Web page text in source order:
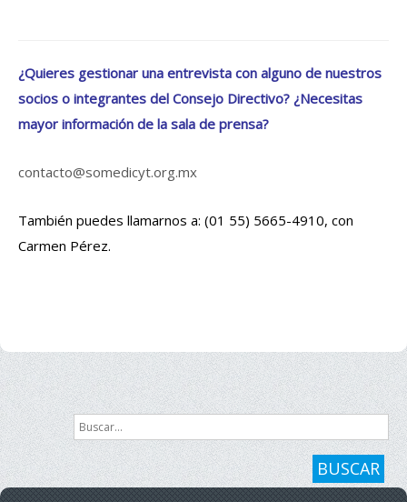
¿Quieres gestionar una entrevista con alguno de nuestros
socios o integrantes del Consejo Directivo? ¿Necesitas
mayor información de la sala de prensa?
contacto@somedicyt.org.mx
También puedes llamarnos a: (01 55) 5665-4910, con
Carmen Pérez.
Buscar...
BUSCAR